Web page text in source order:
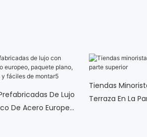
De Lujo
De Acero Europeo,
Tiendas
Terraza En La